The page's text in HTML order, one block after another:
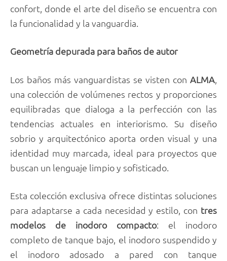
confort, donde el arte del diseño se encuentra con
la funcionalidad y la vanguardia.
Geometría depurada para baños de autor
Los baños más vanguardistas se visten con ALMA,
una colección de volúmenes rectos y proporciones
equilibradas que dialoga a la perfección con las
tendencias actuales en interiorismo. Su diseño
sobrio y arquitectónico aporta orden visual y una
identidad muy marcada, ideal para proyectos que
buscan un lenguaje limpio y sofisticado.
Esta colección exclusiva ofrece distintas soluciones
para adaptarse a cada necesidad y estilo, con tres
modelos de inodoro compacto: el inodoro
completo de tanque bajo, el inodoro suspendido y
el inodoro adosado a pared con tanque